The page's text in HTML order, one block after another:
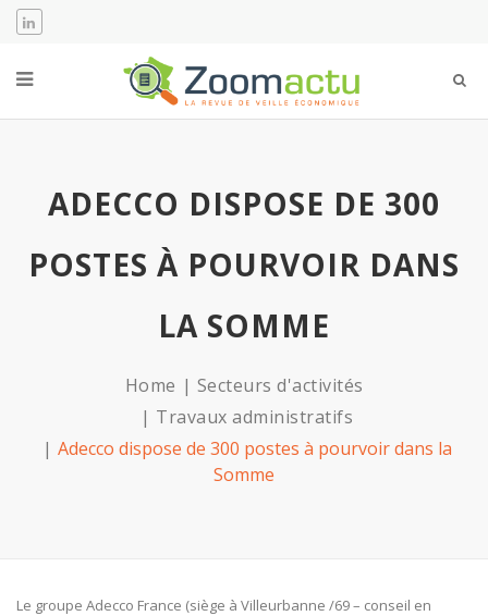
ADECCO DISPOSE DE 300
POSTES À POURVOIR DANS
LA SOMME
Home
Secteurs d'activités
Travaux administratifs
Adecco dispose de 300 postes à pourvoir dans la
Somme
Le groupe Adecco France (siège à Villeurbanne /69 – conseil en